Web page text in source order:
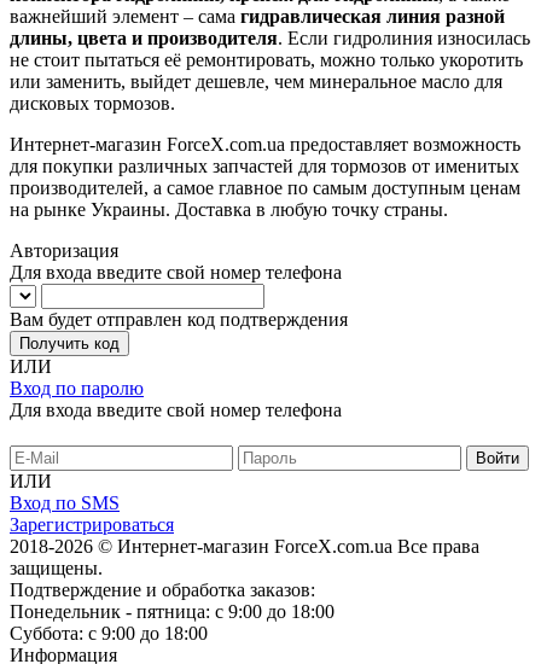
важнейший элемент – сама гидравлическая линия разной
длины, цвета и производителя. Если гидролиния износилась
не стоит пытаться её ремонтировать, можно только укоротить
или заменить, выйдет дешевле, чем минеральное масло для
дисковых тормозов.
Интернет-магазин ForceX.com.ua предоставляет возможность
для покупки различных запчастей для тормозов от именитых
производителей, а самое главное по самым доступным ценам
на рынке Украины. Доставка в любую точку страны.
Авторизация
Для входа введите свой номер телефона
Вам будет отправлен код подтверждения
Получить код
ИЛИ
Вход по паролю
Для входа введите свой номер телефона
ИЛИ
Вход по SMS
Зарегистрироваться
2018-2026 © Интернет-магазин ForceX.com.ua Все права
защищены.
Подтверждение и обработка заказов:
Понедельник - пятница: с 9:00 до 18:00
Суббота: с 9:00 до 18:00
Информация